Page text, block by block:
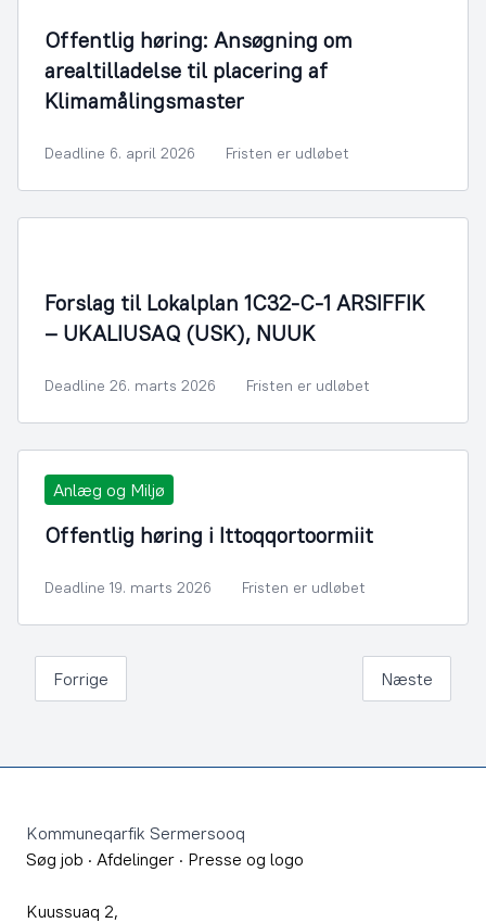
Offentlig høring: Ansøgning om
arealtilladelse til placering af
Klimamålingsmaster
Deadline 6. april 2026 Fristen er udløbet
Forslag til Lokalplan 1C32-C-1 ARSIFFIK
– UKALIUSAQ (USK), NUUK
Deadline 26. marts 2026 Fristen er udløbet
Anlæg og Miljø
Offentlig høring i Ittoqqortoormiit
Deadline 19. marts 2026 Fristen er udløbet
Forrige Næste
Kommuneqarfik Sermersooq
Søg job · Afdelinger · Presse og logo
Kuussuaq 2,